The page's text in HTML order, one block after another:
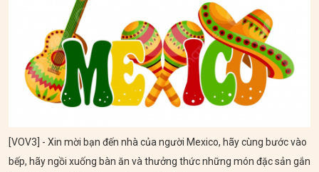
[VOV3] - Xin mời bạn đến nhà của người Mexico, hãy cùng bước vào
bếp, hãy ngồi xuống bàn ăn và thưởng thức những món đặc sản gắn